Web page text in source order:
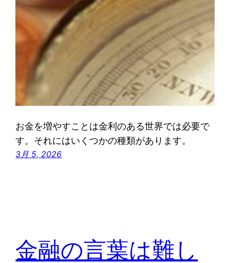
お金を増やすことは金利のある世界では必要で
す。それにはいくつかの種類があります。
3月 5, 2026
金融の言葉は難し